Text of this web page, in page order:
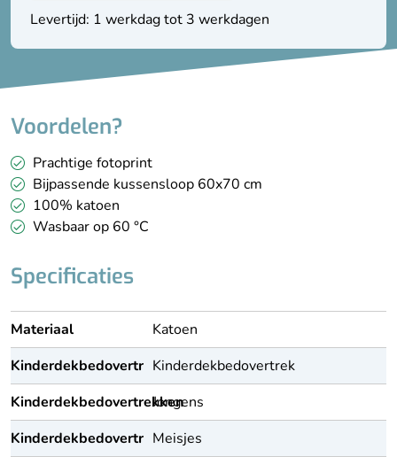
Levertijd: 1 werkdag tot 3 werkdagen
Voordelen?
Prachtige fotoprint
Bijpassende kussensloop 60x70 cm
100% katoen
Wasbaar op 60 °C
Specificaties
Materiaal
Katoen
KinderdekbedovertrekkenKinderdekbedovertrek
Kinderdekbedovertrekken
Jongens
Kinderdekbedovertrekken
Meisjes